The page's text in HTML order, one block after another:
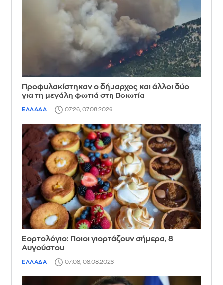
Προφυλακίστηκαν ο δήμαρχος και άλλοι δύο
για τη μεγάλη φωτιά στη Βοιωτία
ΕΛΛΑΔΑ 07:26, 07.08.2026
Εορτολόγιο: Ποιοι γιορτάζουν σήμερα, 8
Αυγούστου
ΕΛΛΑΔΑ 07:08, 08.08.2026